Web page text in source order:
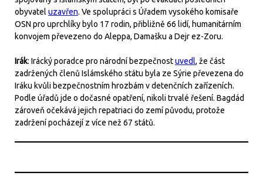
obyvatel uzavřen. Ve spolupráci s Úřadem vysokého komisaře
OSN pro uprchlíky bylo 17 rodin, přibližně 66 lidí, humanitárním
konvojem převezeno do Aleppa, Damašku a Dejr ez-Zoru.
Irák: Irácký poradce pro národní bezpečnostuvedl, že část
zadržených členů Islámského státu byla ze Sýrie převezena do
Iráku kvůli bezpečnostním hrozbám v detenčních zařízeních.
Podle úřadů jde o dočasné opatření, nikoli trvalé řešení. Bagdád
zároveň očekává jejich repatriaci do zemí původu, protože
zadržení pocházejí z více než 67 států.